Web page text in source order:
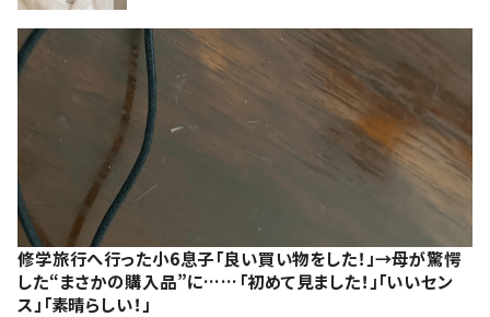
修学旅行へ行った小6息子「良い買い物をした！」→母が驚愕
した“まさかの購入品”に……「初めて見ました！」「いいセン
ス」「素晴らしい！」